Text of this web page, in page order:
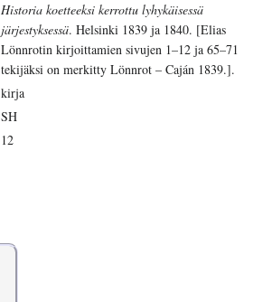
Historia koetteeksi kerrottu lyhykäisessä
järjestyksessä. Helsinki 1839 ja 1840. [Elias
Lönnrotin kirjoittamien sivujen 1–12 ja 65–71
tekijäksi on merkitty Lönnrot – Caján 1839.].
kirja
SH
12